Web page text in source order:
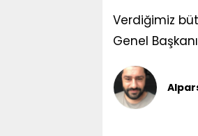
Verdiğimiz
Genel